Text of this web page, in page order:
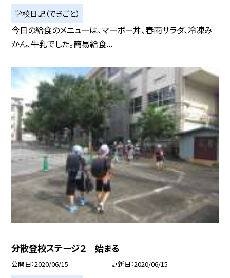
学校日記（できごと）
今日の給食のメニューは、マーボー丼、春雨サラダ、冷凍み
かん、牛乳でした。簡易給食...
分散登校ステージ２ 始まる
公開日 2020/06/15 更新日 2020/06/15